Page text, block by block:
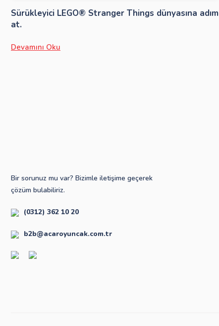
Sürükleyici LEGO® Stranger Things dünyasına adım
at.
Devamını Oku
Bir sorunuz mu var? Bizimle iletişime geçerek
çözüm bulabiliriz.
(0312) 362 10 20
b2b@acaroyuncak.com.tr